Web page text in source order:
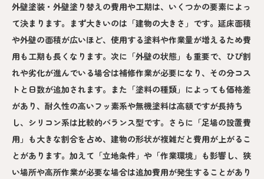
外壁塗装・外壁塗り替えの費用や工期は、いくつかの要素によっ
て決まります。まず大きいのは「建物の大きさ」です。延床面積
や外壁の面積が広いほど、使用する塗料や作業量が増えるため費
用も工期も長くなります。次に「外壁の状態」も重要で、ひび割
れや劣化が進んでいる場合は補修作業が必要になり、その分コス
トと日数が追加されます。また「塗料の種類」によっても価格差
があり、耐久性の高いフッ素系や無機塗料は高額ですが長持ち
し、シリコン系は比較的バランス型です。さらに「足場の設置費
用」も大きな割合を占め、建物の形状が複雑だと費用が上がるこ
とがあります。加えて「立地条件」や「作業環境」も影響し、狭
い場所や高所作業が必要な場合は追加費用が発生することがあり